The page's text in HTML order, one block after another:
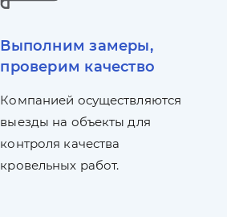
Выполним замеры,
проверим качество
Компанией осуществляются
выезды на объекты для
контроля качества
кровельных работ.